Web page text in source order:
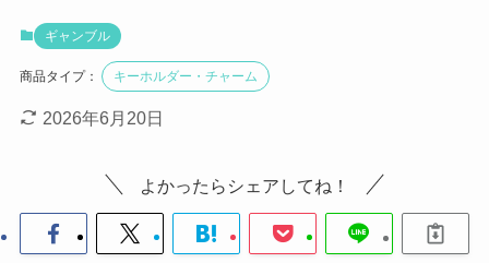
ギャンブル
商品タイプ： キーホルダー・チャーム
2026年6月20日
よかったらシェアしてね！